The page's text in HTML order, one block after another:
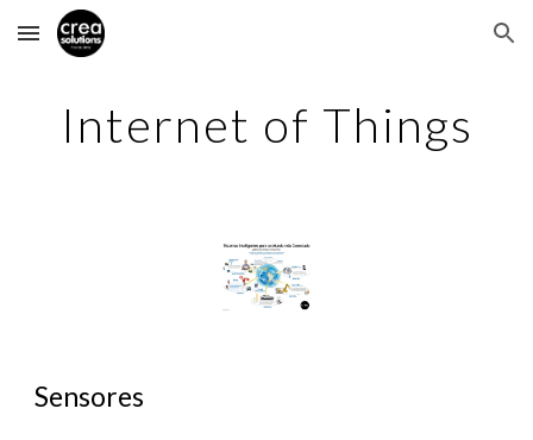
Skip to main content Skip to navigation
Internet of Things
Sensores